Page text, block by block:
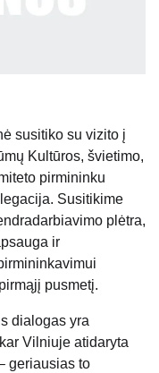
susitiko su vizito į
Kultūros, švietimo,
pirmininku
Susitikime
plėtra,
ir
pusmetį.
dialogas yra
Vilniuje atidaryta
geriausias to